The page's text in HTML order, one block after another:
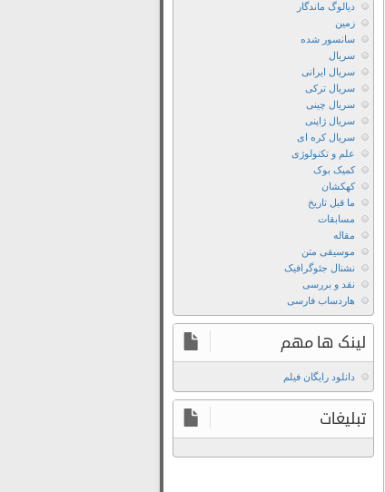
دیالوگ ماندگار
زمین
سانسور شده
سریال
سریال ایرانی
سریال ترکی
سریال چینی
سریال ژاپنی
سریال کره ای
علم و تکنولوژی
کمیک بوک
کهکشان
ما قبل تاریخ
مسابقات
مقاله
موسیقی متن
نشنال جئوگرافیک
نقد و بررسی
هاردساب فارسی
لینک ها مهم
دانلود رایگان فیلم
تبلیغات